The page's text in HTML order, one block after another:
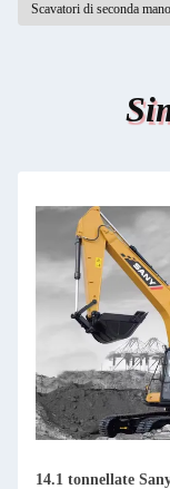
Scavatori di seconda mano
14.1 tonnellate